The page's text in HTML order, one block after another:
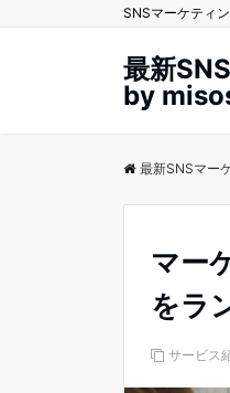
SNSマーケティ
最新
by
最新SNSマー
マー
をラ
サービス